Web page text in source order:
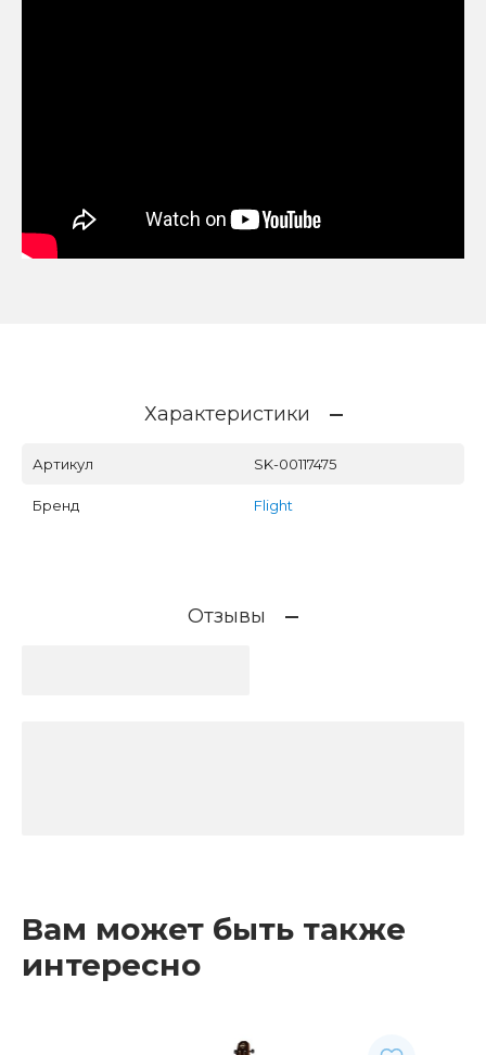
Характеристики
Артикул SK-00117475
Бренд Flight
Отзывы
Вам может быть также
интересно